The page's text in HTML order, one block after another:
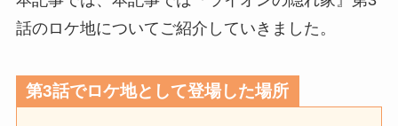
話のロケ地についてご紹介していきました。
第3話でロケ地として登場した場所